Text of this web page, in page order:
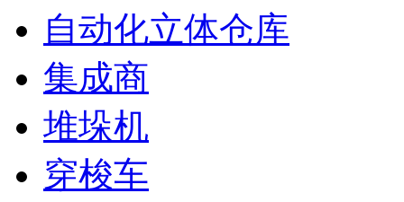
自动化立体仓库
集成商
堆垛机
穿梭车